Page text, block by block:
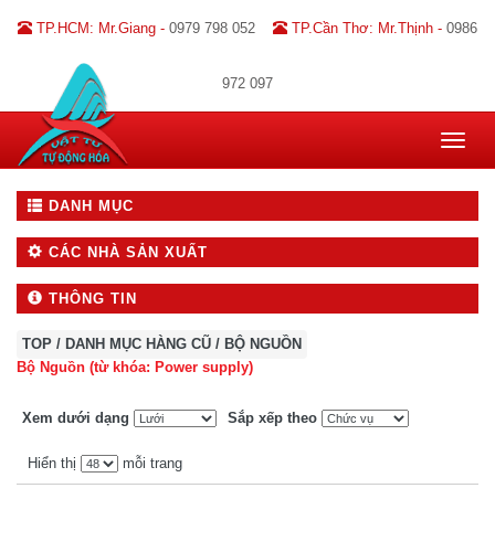
TP.HCM: Mr.Giang - 0979 798 052 TP.Cần Thơ: Mr.Thịnh - 0986
972 097
Toggle
DANH MỤC
CÁC NHÀ SẢN XUẤT
THÔNG TIN
TOP / DANH MỤC HÀNG CŨ / BỘ NGUỒN
Bộ Nguồn (từ khóa: Power supply)
Xem dưới dạng Sắp xếp theo
Hiển thị mỗi trang